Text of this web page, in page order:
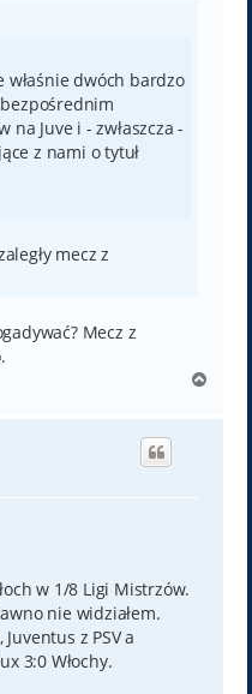
właśnie dwóch bardzo
na Juve i - zwłaszcza -
z nami o tytuł
mecz z
Mecz z
g
w 1/8 Ligi Mistrzów.
nie widziałem.
z PSV a
3:0 Włochy.